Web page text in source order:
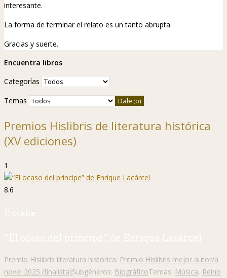
interesante.
La forma de terminar el relato es un tanto abrupta.
Gracias y suerte.
Encuentra libros
Categorías
Temas
Premios Hislibris de literatura histórica
(XV ediciones)
1
8.6
P. plebe
“El ocaso del príncipe” de Enrique Lacárcel
Premio Hislibris literatura histórica: Premio Hislibris mejor autor/a
novel 2025 (finalista)Subgéneros: BiográficoTemas: Música, Reino